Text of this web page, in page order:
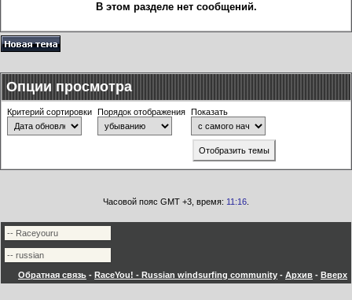
В этом разделе нет сообщений.
Опции просмотра
Критерий сортировки Порядок отображения Показать
Часовой пояс GMT +3, время: 11:16
Обратная связь - RaceYou! - Russian windsurfing community - Архив - Вверх